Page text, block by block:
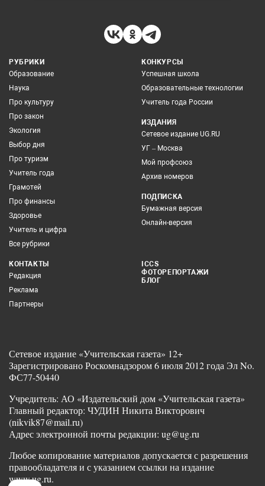
РУБРИКИ
Образование
Наука
Про культуру
Про закон
Экология
Выбор дня
Про туризм
Учитель года
Грамотей
Про финансы
Здоровье
Учитель и цифра
Все рубрики
КОНКУРСЫ
Успешная школа
Образовательные технологии
Учитель года России
ИЗДАНИЯ
Сетевое издание UG.RU
УГ – Москва
Мой профсоюз
Архив номеров
ПОДПИСКА
Бумажная версия
Онлайн-версия
КОНТАКТЫ
Редакция
Реклама
Партнеры
ICCS
ФОТОРЕПОРТАЖИ
БЛОГ
Сетевое издание «Учительская газета» 12+
Зарегистрировано Роскомнадзором 6 июля 2012 года Эл No.
ФС77-50440
Учредитель: АО «Издательский дом «Учительская газета»
Главный редактор: ЧУДИН Никита Викторович
(nikvik87@mail.ru)
Адрес электронной почты редакции: ug@ug.ru
Любое копирование материалов допускается с разрешения
правообладателя и с указанием ссылки на издание
www.ug.ru.